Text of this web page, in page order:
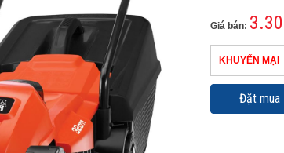
Giá bán:
KHUYẾN MẠI
Đặt mua